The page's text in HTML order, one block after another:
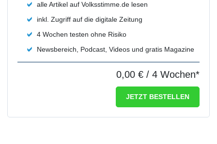
alle Artikel auf Volksstimme.de lesen
inkl. Zugriff auf die digitale Zeitung
4 Wochen testen ohne Risiko
Newsbereich, Podcast, Videos und gratis Magazine
0,00 € / 4 Wochen*
JETZT BESTELLEN